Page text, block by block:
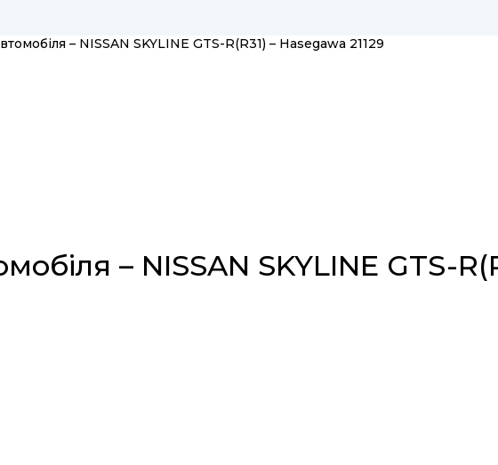
– NISSAN SKYLINE GTS-R(R31) – Hasegawa 21129
– NISSAN SKYLINE GTS-